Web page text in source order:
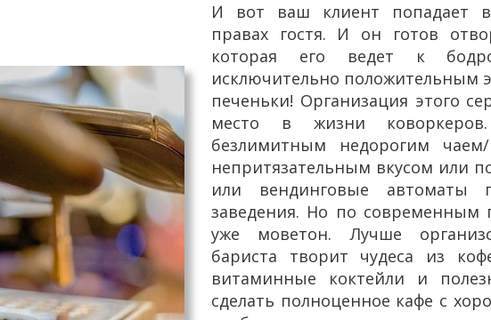
И вот ваш клиент попадает
правах гостя. И он готов
которая его ведет к
исключительно положительным
печеньки! Организация этого
место в жизни
безлимитным недорогим
непритязательным вкусом или
или вендинговые автоматы
заведения. Но по современным
уже моветон. Лучше
бариста творит чудеса из
витаминные коктейли и
сделать полноценное кафе с